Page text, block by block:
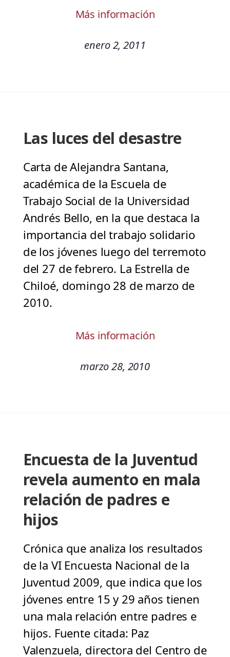
Más información
enero 2, 2011
Las luces del desastre
Carta de Alejandra Santana,
académica de la Escuela de
Trabajo Social de la Universidad
Andrés Bello, en la que destaca la
importancia del trabajo solidario
de los jóvenes luego del terremoto
del 27 de febrero. La Estrella de
Chiloé, domingo 28 de marzo de
2010.
Más información
marzo 28, 2010
Encuesta de la Juventud
revela aumento en mala
relación de padres e
hijos
Crónica que analiza los resultados
de la VI Encuesta Nacional de la
Juventud 2009, que indica que los
jóvenes entre 15 y 29 años tienen
una mala relación entre padres e
hijos. Fuente citada: Paz
Valenzuela, directora del Centro de